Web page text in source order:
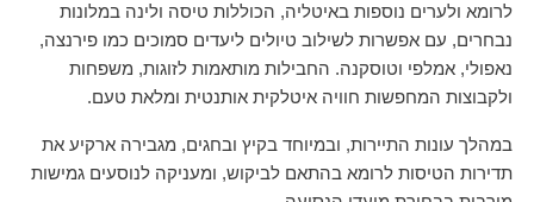
לרומא ולערים נוספות באיטליה, הכוללות טיסה ולינה במלונות
נבחרים, עם אפשרות לשילוב טיולים ליעדים סמוכים כמו פירנצה,
נאפולי, אמלפי וטוסקנה. החבילות מותאמות לזוגות, משפחות
ולקבוצות המחפשות חוויה איטלקית אותנטית ומלאת טעם.
במהלך עונות התיירות, ובמיוחד בקיץ ובחגים, מגבירה ארקיע את
תדירות הטיסות לרומא בהתאם לביקוש, ומעניקה לנוסעים גמישות